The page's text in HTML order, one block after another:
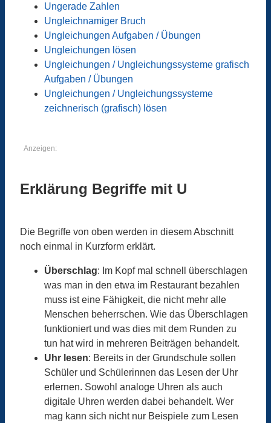
Ungerade Zahlen
Ungleichnamiger Bruch
Ungleichungen Aufgaben / Übungen
Ungleichungen lösen
Ungleichungen / Ungleichungssysteme grafisch
Aufgaben / Übungen
Ungleichungen / Ungleichungssysteme
zeichnerisch (grafisch) lösen
Anzeigen:
Erklärung Begriffe mit U
Die Begriffe von oben werden in diesem Abschnitt
noch einmal in Kurzform erklärt.
Überschlag: Im Kopf mal schnell überschlagen
was man in den etwa im Restaurant bezahlen
muss ist eine Fähigkeit, die nicht mehr alle
Menschen beherrschen. Wie das Überschlagen
funktioniert und was dies mit dem Runden zu
tun hat wird in mehreren Beiträgen behandelt.
Uhr lesen: Bereits in der Grundschule sollen
Schüler und Schülerinnen das Lesen der Uhr
erlernen. Sowohl analoge Uhren als auch
digitale Uhren werden dabei behandelt. Wer
mag kann sich nicht nur Beispiele zum Lesen